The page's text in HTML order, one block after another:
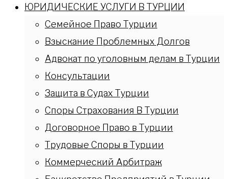
ЮРИДИЧЕСКИЕ УСЛУГИ В ТУРЦИИ
Семейное Право Турции
Взыскание Проблемных Долгов
Адвокат по уголовным делам в Турции
Консультации
Защита в Судах Турции
Споры Страхования В Турции
Договорное Право в Турции
Трудовые Споры в Турции
Коммерческий Арбитраж